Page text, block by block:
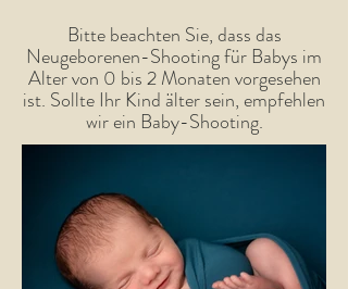
Bitte beachten Sie, dass das
Neugeborenen-Shooting für Babys im
Alter von 0 bis 2 Monaten vorgesehen
ist. Sollte Ihr Kind älter sein, empfehlen
wir ein Baby-Shooting.